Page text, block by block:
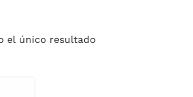
el único resultado